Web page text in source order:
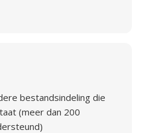
bestandsindeling die
(meer dan 200